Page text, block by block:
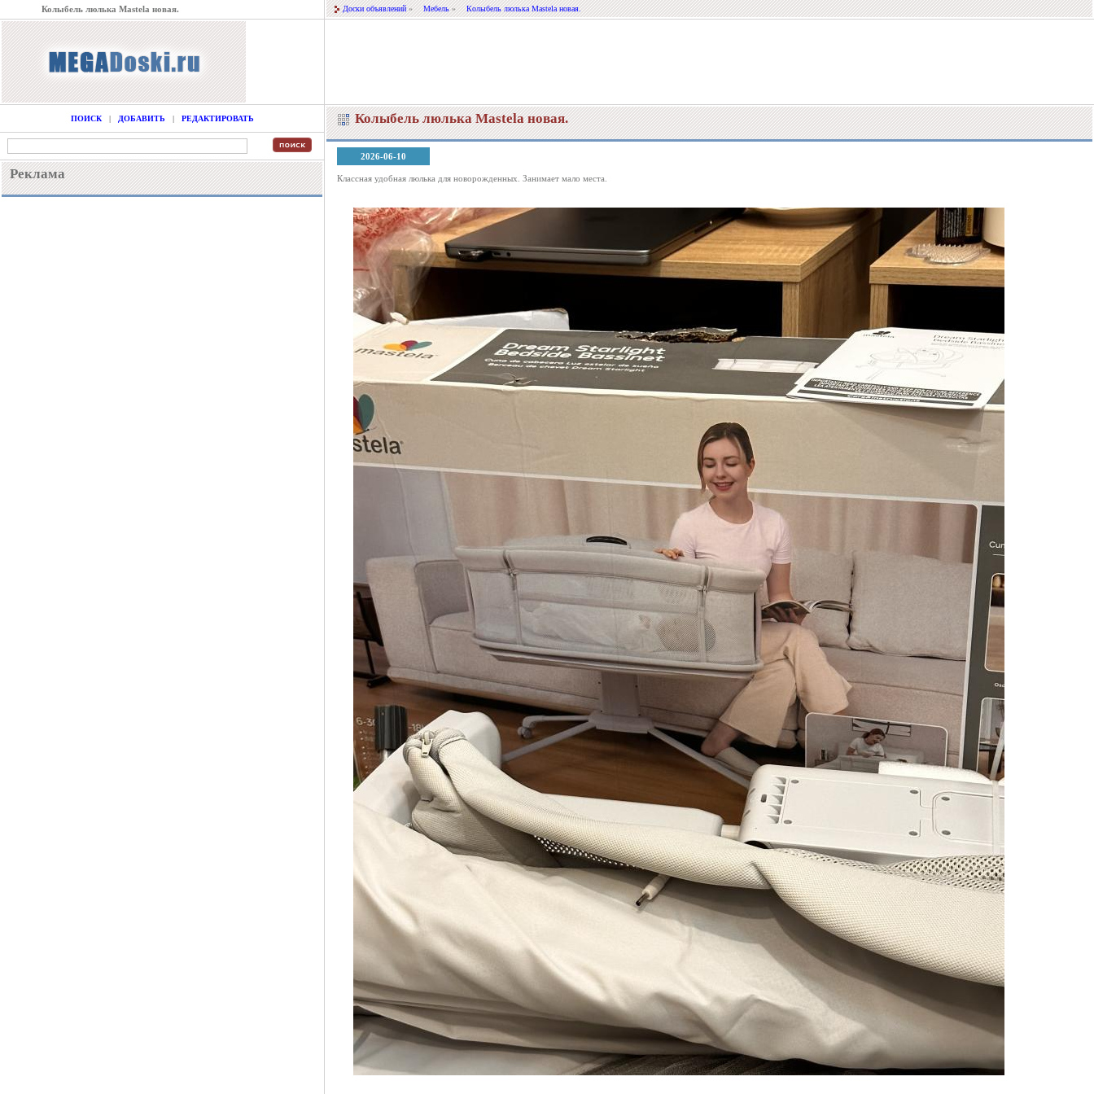
Колыбель люлька Mastela новая. Доски объявлений» Мебель» Колыбель люлька Mastela новая.
ПОИСК| ДОБАВИТЬ | РЕДАКТИРОВАТЬ
Реклама
Колыбель люлька Mastela новая.
2026-06-10
Классная удобная люлька для новорожденных. Занимает мало места.